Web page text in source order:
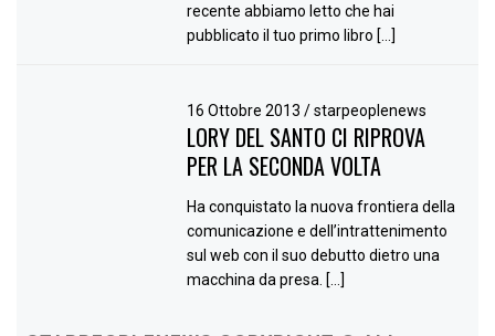
recente abbiamo letto che hai
pubblicato il tuo primo libro […]
16 Ottobre 2013/ starpeoplenews
LORY DEL SANTO CI RIPROVA
PER LA SECONDA VOLTA
Ha conquistato la nuova frontiera della
comunicazione e dell’intrattenimento
sul web con il suo debutto dietro una
macchina da presa. […]